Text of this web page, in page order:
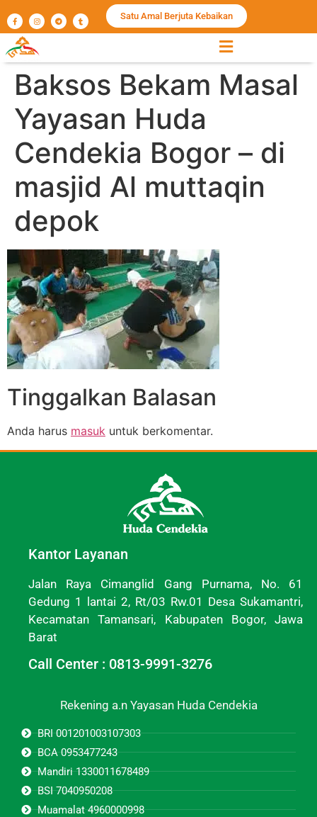
Satu Amal Berjuta Kebaikan
Baksos Bekam Masal
Yayasan Huda
Cendekia Bogor – di
masjid Al muttaqin
depok
Tinggalkan Balasan
Anda harus masuk untuk berkomentar.
Kantor Layanan
Jalan Raya Cimanglid Gang Purnama, No. 61
Gedung 1 lantai 2, Rt/03 Rw.01 Desa Sukamantri,
Kecamatan Tamansari, Kabupaten Bogor, Jawa
Barat
Call Center : 0813-9991-3276
Rekening a.n Yayasan Huda Cendekia
BRI 001201003107303
BCA 0953477243
Mandiri 1330011678489
BSI 7040950208
Muamalat 4960000998